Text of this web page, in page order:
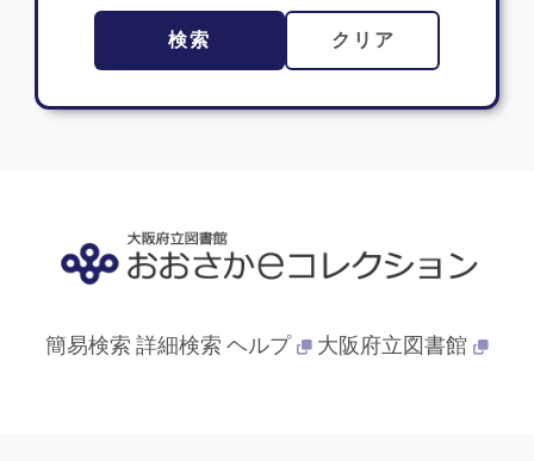
検索 クリア
簡易検索 詳細検索 ヘルプ 大阪府立図書館